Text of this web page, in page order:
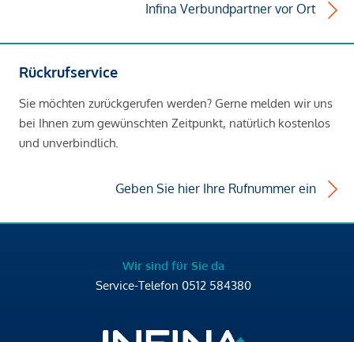
Infina Verbundpartner vor Ort
Rückrufservice
Sie möchten zurückgerufen werden? Gerne melden wir uns
bei Ihnen zum gewünschten Zeitpunkt, natürlich kostenlos
und unverbindlich.
Geben Sie hier Ihre Rufnummer ein
Wir sind für Sie da
Service-Telefon 0512 584380